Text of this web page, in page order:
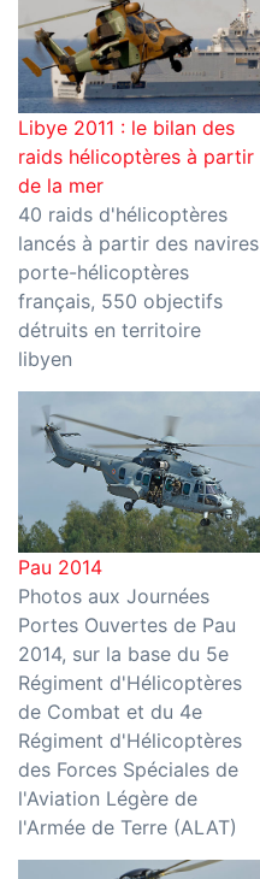
Libye 2011 : le bilan des
raids hélicoptères à partir
de la mer
40 raids d'hélicoptères
lancés à partir des navires
porte-hélicoptères
français, 550 objectifs
détruits en territoire
libyen
Pau 2014
Photos aux Journées
Portes Ouvertes de Pau
2014, sur la base du 5e
Régiment d'Hélicoptères
de Combat et du 4e
Régiment d'Hélicoptères
des Forces Spéciales de
l'Aviation Légère de
l'Armée de Terre (ALAT)